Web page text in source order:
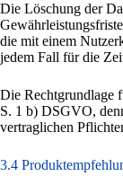
Die Löschung der
die mit einem
jedem Fall für die
Die Rechtgrundlage
S. 1 b) DSGVO,
vertraglichen
3.4